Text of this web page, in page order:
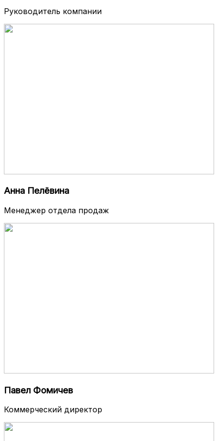
Руководитель компании
Анна Пелёвина
Менеджер отдела продаж
Павел Фомичев
Коммерческий директор